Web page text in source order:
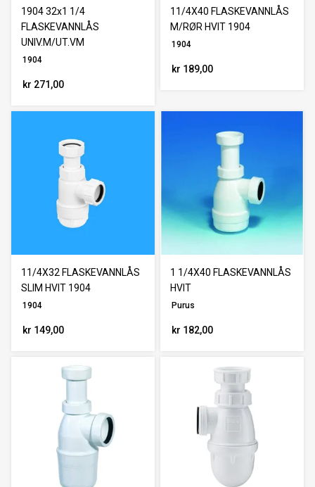
1904 32x1 1/4
FLASKEVANNLÅS
UNIV.M/UT.VM
1904
kr 271,00
11/4X40 FLASKEVANNLÅS
M/RØR HVIT 1904
1904
kr 189,00
11/4X32 FLASKEVANNLÅS
SLIM HVIT 1904
1904
kr 149,00
1 1/4X40 FLASKEVANNLÅS
HVIT
Purus
kr 182,00